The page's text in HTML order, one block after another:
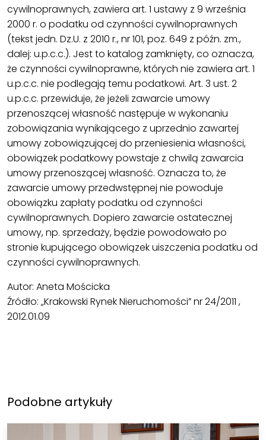
cywilnoprawnych, zawiera art. 1 ustawy z 9 września
2000 r. o podatku od czynności cywilnoprawnych
(tekst jedn. Dz.U. z 2010 r., nr 101, poz. 649 z późn. zm.,
dalej: u.p.c.c.). Jest to katalog zamknięty, co oznacza,
że czynności cywilnoprawne, których nie zawiera art. 1
u.p.c.c. nie podlegają temu podatkowi. Art. 3 ust. 2
u.p.c.c. przewiduje, że jeżeli zawarcie umowy
przenoszącej własność następuje w wykonaniu
zobowiązania wynikającego z uprzednio zawartej
umowy zobowiązującej do przeniesienia własności,
obowiązek podatkowy powstaje z chwilą zawarcia
umowy przenoszącej własność. Oznacza to, że
zawarcie umowy przedwstępnej nie powoduje
obowiązku zapłaty podatku od czynności
cywilnoprawnych. Dopiero zawarcie ostatecznej
umowy, np. sprzedaży, będzie powodowało po
stronie kupującego obowiązek uiszczenia podatku od
czynności cywilnoprawnych.
Autor: Aneta Mościcka
Źródło: „Krakowski Rynek Nieruchomości” nr 24/2011 ,
2012.01.09
Podobne artykuły